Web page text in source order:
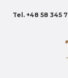
Tel. +48 58 345